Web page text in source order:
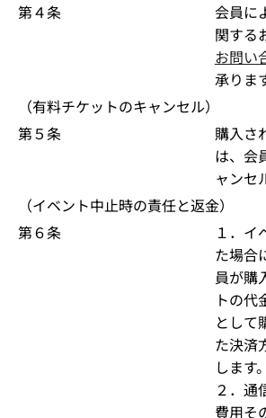
第４条
会員に
関する
お問い
承りま
（有料チケットのキャンセル）
第５条
購入さ
は、会
ャンセ
（イベント中止時の責任と返金）
第６条
１．イ
た場合
員が購
トの代
として
た決済
します。
２．通
費用そ